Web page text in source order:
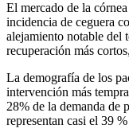
El mercado de la
incidencia de ceguera
alejamiento notable del
recuperación más
La demografía de los
intervención más
28% de la demanda de
representan casi el 39